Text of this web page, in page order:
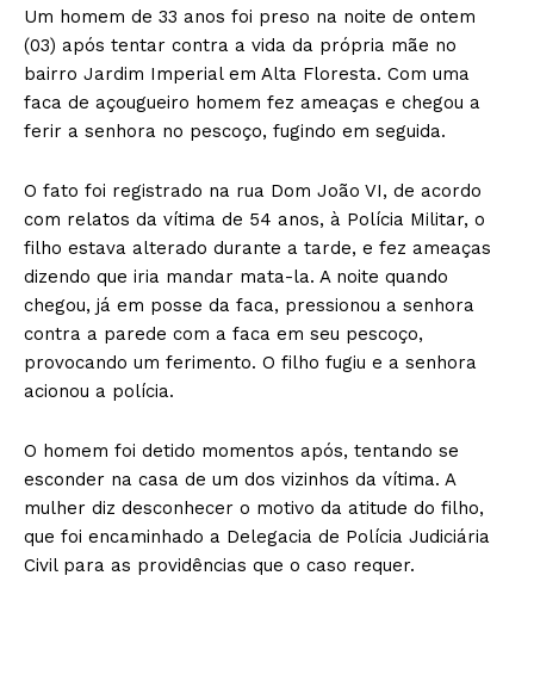
Um homem de 33 anos foi preso na noite de ontem
(03) após tentar contra a vida da própria mãe no
bairro Jardim Imperial em Alta Floresta. Com uma
faca de açougueiro homem fez ameaças e chegou a
ferir a senhora no pescoço, fugindo em seguida.
O fato foi registrado na rua Dom João VI, de acordo
com relatos da vítima de 54 anos, à Polícia Militar, o
filho estava alterado durante a tarde, e fez ameaças
dizendo que iria mandar mata-la. A noite quando
chegou, já em posse da faca, pressionou a senhora
contra a parede com a faca em seu pescoço,
provocando um ferimento. O filho fugiu e a senhora
acionou a polícia.
O homem foi detido momentos após, tentando se
esconder na casa de um dos vizinhos da vítima. A
mulher diz desconhecer o motivo da atitude do filho,
que foi encaminhado a Delegacia de Polícia Judiciária
Civil para as providências que o caso requer.